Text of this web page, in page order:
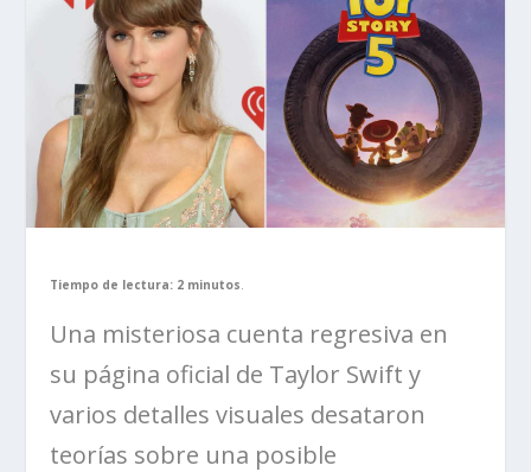
Tiempo de lectura: 2 minutos
Una misteriosa cuenta regresiva en
su página oficial de Taylor Swift y
varios detalles visuales desataron
teorías sobre una posible